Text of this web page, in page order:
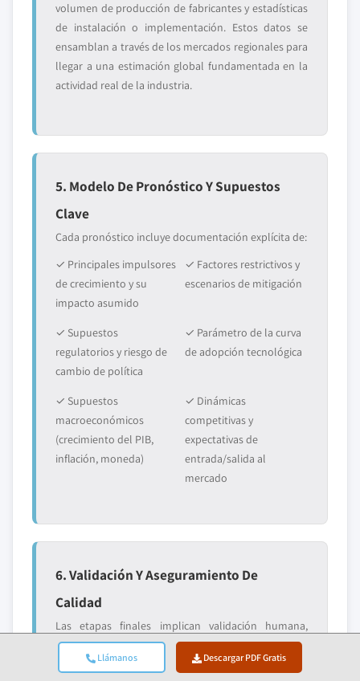
Llámanos Descargar PDF Gratis
volumen de producción de fabricantes y estadísticas
de instalación o implementación. Estos datos se
ensamblan a través de los mercados regionales para
llegar a una estimación global fundamentada en la
actividad real de la industria.
5. Modelo De Pronóstico Y Supuestos
Clave
Cada pronóstico incluye documentación explícita de:
✓ Principales impulsores
de crecimiento y su
impacto asumido
✓ Factores restrictivos y
escenarios de mitigación
✓ Supuestos
regulatorios y riesgo de
cambio de política
✓ Parámetro de la curva
de adopción tecnológica
✓ Supuestos
macroeconómicos
(crecimiento del PIB,
inflación, moneda)
✓ Dinámicas
competitivas y
expectativas de
entrada/salida al
mercado
6. Validación Y Aseguramiento De
Calidad
Las etapas finales implican validación humana,
donde expertos del dominio revisan manualmente
los datos filtrados para identificar matices y errores